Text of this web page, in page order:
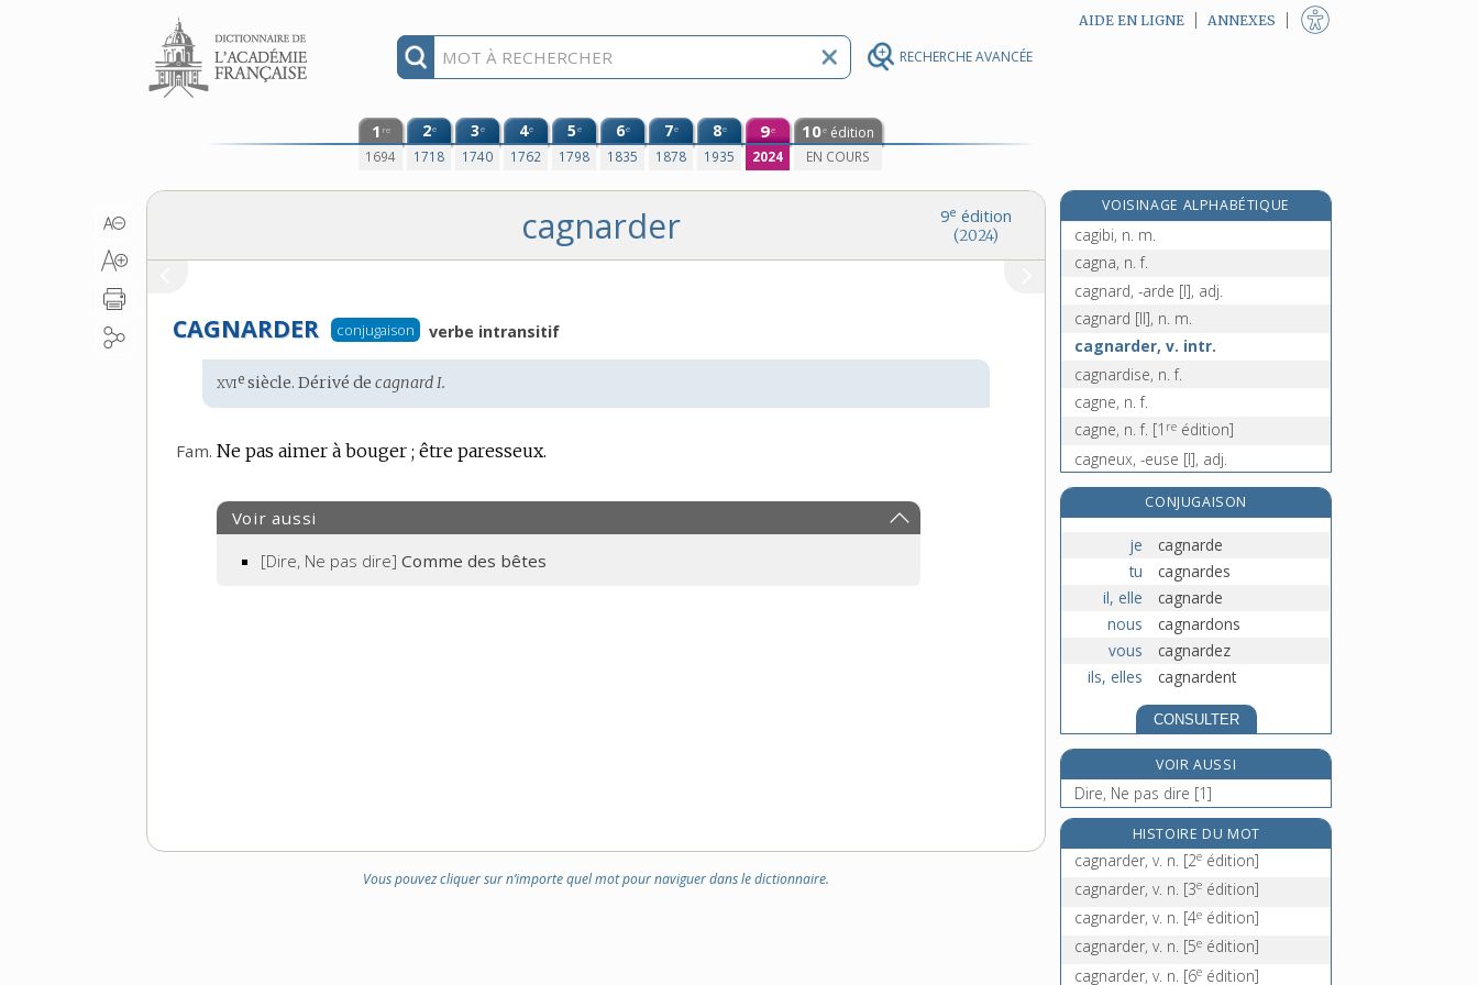
RECHERCHE AVANCÉE
Aller au contenu AIDE EN LIGNE ANNEXES
1 re
1694
2e
1718
3e
1740
4e
1762
5e
1798
6e
1835
7e
1878
8e
1935
9e
2024
10e édition
EN COURS
9e édition
(2024)
cagnarder
CAGNARDER conjugaison verbe intransitif
Étymologie
:
xvie siècle. Dérivé decagnard I.
Fam. Ne pas aimer à bouger ; être paresseux.
Voir aussi
[Dire, Ne pas dire]Comme des bêtes
Vous pouvez cliquer sur n’importe quel mot pour naviguer dans le dictionnaire.
VOISINAGE ALPHABÉTIQUE
cageot, n. m.
cagibi, n. m.
cagna, n. f.
cagnard, -arde [I], adj.
cagnard [II], n. m.
cagnarder, v. intr.
cagnardise, n. f.
cagne, n. f.
cagne, n. f. [1 re édition]
cagneux, -euse [I], adj.
cagneux, -euse [II], adj.
cagnotte, n. f.
cagot, -ote, n.
cagoterie, n. f.
cagotisme, n. m.[7eédition]
CONJUGAISON
je
cagnarde
tu
cagnardes
il, elle
cagnarde
nous
cagnardons
vous
cagnardez
ils, elles
cagnardent
CONSULTER
VOIR AUSSI
Dire, Ne pas dire [1]
HISTOIRE DU MOT
cagnarder, v. n. [2e édition]
cagnarder, v. n. [3e édition]
cagnarder, v. n. [4e édition]
cagnarder, v. n. [5e édition]
cagnarder, v. n. [6e édition]